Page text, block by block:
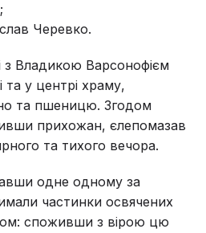
Черевко.
з Владикою Варсонофієм
та у центрі храму,
та пшеницю. Згодом
прихожан, єлепомазав
та тихого вечора.
одне одному за
частинки освячених
споживши з вірою цю